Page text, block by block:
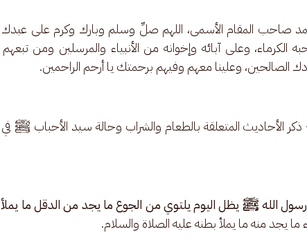
صاحب المقام الأسمى، اللهم صلِّ وسلم وبارك وكرم على عبدك
الكرماء، وعلى آبائه وإخوانه من الأنبياء والمرسلين ومن تبعهم
الصالحين، وعلينا معهم وفيهم برحمتك يا أرحم الراحمين.
ذكر الأحاديث المتعلقة بالطعام والشراب وحالة سيد الأحباب ﷺ في
الله ﷺ يظل اليوم يلتوي من الجوع ما يجد من الدقل ما يملأ
ما يجد منه ما يملأ بطنه عليه الصلاة والسلام.